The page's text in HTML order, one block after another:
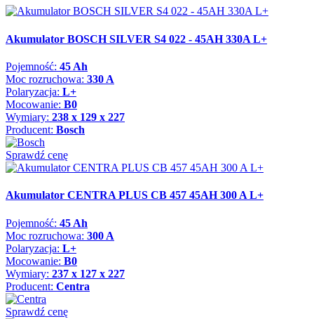
Akumulator BOSCH SILVER S4 022 - 45AH 330A L+
Pojemność: 45 Ah
Moc rozruchowa: 330 A
Polaryzacja: L+
Mocowanie: B0
Wymiary: 238 x 129 x 227
Producent: Bosch
Sprawdź cenę
Akumulator CENTRA PLUS CB 457 45AH 300 A L+
Pojemność: 45 Ah
Moc rozruchowa: 300 A
Polaryzacja: L+
Mocowanie: B0
Wymiary: 237 x 127 x 227
Producent: Centra
Sprawdź cenę